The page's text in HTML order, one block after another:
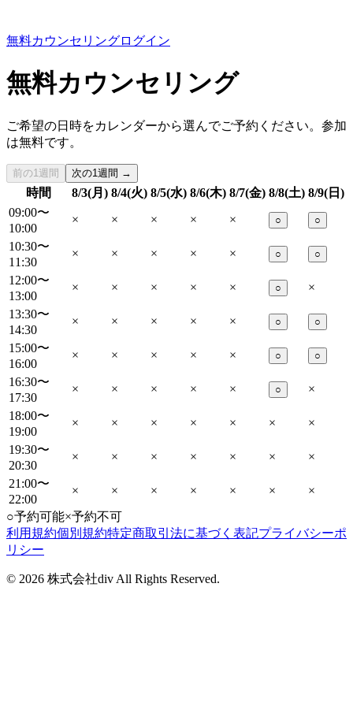
無料カウンセリングログイン
無料カウンセリング
ご希望の日時をカレンダーから選んでご予約ください。参加
は無料です。
前の1週間 次の1週間 →
時間 8/3(月) 8/4(火) 8/5(水) 8/6(木) 8/7(金) 8/8(土) 8/9(日)
09:00〜
10:00
× × × × × ○ ○
10:30〜
11:30
× × × × × ○ ○
12:00〜
13:00
× × × × × ○
×
13:30〜
14:30
× × × × × ○ ○
15:00〜
16:00
× × × × × ○ ○
16:30〜
17:30
× × × × × ○
×
18:00〜
19:00
× × × × × ×
×
19:30〜
20:30
× × × × × ×
×
21:00〜
22:00
× × × × × ×
×
○予約可能×予約不可
利用規約個別規約特定商取引法に基づく表記プライバシーポ
リシー
© 2026 株式会社div All Rights Reserved.